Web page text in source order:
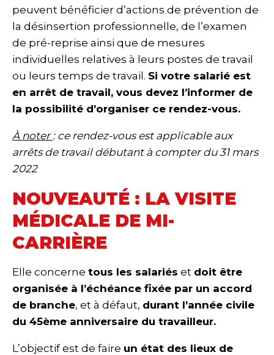
peuvent bénéficier d’actions de prévention de
la désinsertion professionnelle, de l’examen
de pré-reprise ainsi que de mesures
individuelles relatives à leurs postes de travail
ou leurs temps de travail. Si votre salarié est
en arrêt de travail, vous devez l’informer de
la possibilité d’organiser ce rendez-vous.
À noter: ce rendez-vous est applicable aux
arrêts de travail débutant à compter du 31 mars
2022
NOUVEAUTÉ : LA VISITE
MÉDICALE DE MI-
CARRIÈRE
Elle concerne tous les salariés et doit être
organisée à l’échéance fixée par un accord
de branche, et à défaut, durant l’année civile
du 45ème anniversaire du travailleur.
L’objectif est de faire un état des lieux de